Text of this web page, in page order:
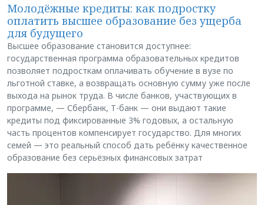
Молодёжные кредиты: как подростку
оплатить высшее образование без ущерба
для будущего
Высшее образование становится доступнее:
государственная программа образовательных кредитов
позволяет подросткам оплачивать обучение в вузе по
льготной ставке, а возвращать основную сумму уже после
выхода на рынок труда. В числе банков, участвующих в
программе, — Сбербанк, Т-банк — они выдают такие
кредиты под фиксированные 3% годовых, а остальную
часть процентов компенсирует государство. Для многих
семей — это реальный способ дать ребёнку качественное
образование без серьёзных финансовых затрат